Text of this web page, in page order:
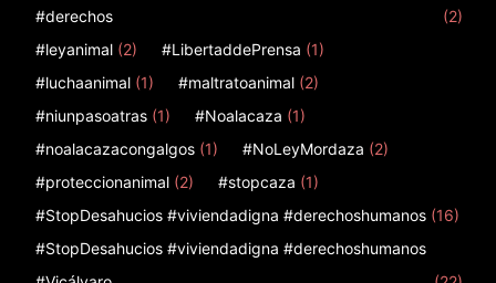
#derechos
(2)
#leyanimal (2) #LibertaddePrensa (1)
#luchaanimal (1) #maltratoanimal (2)
#niunpasoatras (1) #Noalacaza (1)
#noalacazacongalgos (1) #NoLeyMordaza (2)
#proteccionanimal (2) #stopcaza (1)
#StopDesahucios #viviendadigna #derechoshumanos (16)
#StopDesahucios #viviendadigna #derechoshumanos